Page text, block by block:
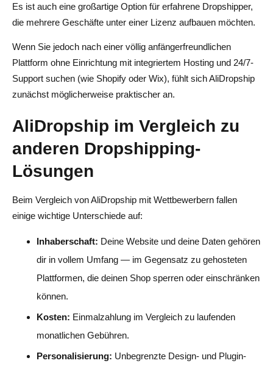
Es ist auch eine großartige Option für erfahrene Dropshipper,
die mehrere Geschäfte unter einer Lizenz aufbauen möchten.
Wenn Sie jedoch nach einer völlig anfängerfreundlichen
Plattform ohne Einrichtung mit integriertem Hosting und 24/7-
Support suchen (wie Shopify oder Wix), fühlt sich AliDropship
zunächst möglicherweise praktischer an.
AliDropship im Vergleich zu
anderen Dropshipping-
Lösungen
Beim Vergleich von AliDropship mit Wettbewerbern fallen
einige wichtige Unterschiede auf:
Inhaberschaft: Deine Website und deine Daten gehören
dir in vollem Umfang — im Gegensatz zu gehosteten
Plattformen, die deinen Shop sperren oder einschränken
können.
Kosten: Einmalzahlung im Vergleich zu laufenden
monatlichen Gebühren.
Personalisierung: Unbegrenzte Design- und Plugin-